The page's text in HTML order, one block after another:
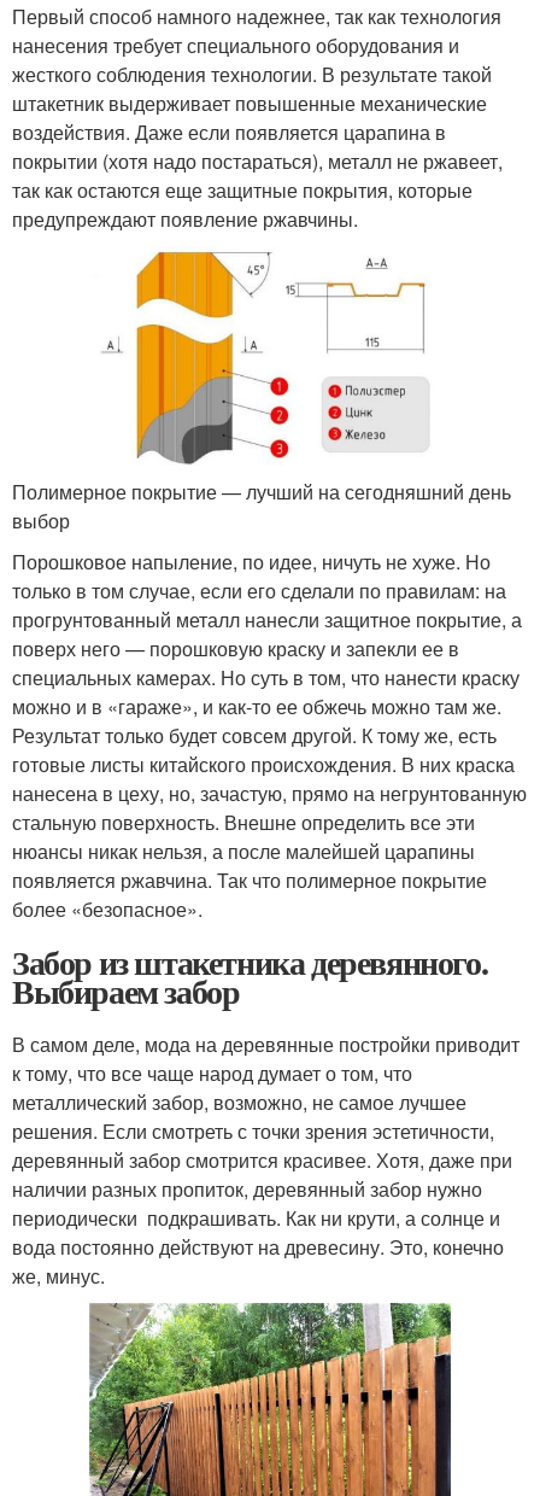
Первый способ намного надежнее, так как технология
нанесения требует специального оборудования и
жесткого соблюдения технологии. В результате такой
штакетник выдерживает повышенные механические
воздействия. Даже если появляется царапина в
покрытии (хотя надо постараться), металл не ржавеет,
так как остаются еще защитные покрытия, которые
предупреждают появление ржавчины.
Полимерное покрытие — лучший на сегодняшний день
выбор
Порошковое напыление, по идее, ничуть не хуже. Но
только в том случае, если его сделали по правилам: на
прогрунтованный металл нанесли защитное покрытие, а
поверх него — порошковую краску и запекли ее в
специальных камерах. Но суть в том, что нанести краску
можно и в «гараже», и как-то ее обжечь можно там же.
Результат только будет совсем другой. К тому же, есть
готовые листы китайского происхождения. В них краска
нанесена в цеху, но, зачастую, прямо на негрунтованную
стальную поверхность. Внешне определить все эти
нюансы никак нельзя, а после малейшей царапины
появляется ржавчина. Так что полимерное покрытие
более «безопасное».
Забор из штакетника деревянного.
Выбираем забор
В самом деле, мода на деревянные постройки приводит
к тому, что все чаще народ думает о том, что
металлический забор, возможно, не самое лучшее
решения. Если смотреть с точки зрения эстетичности,
деревянный забор смотрится красивее. Хотя, даже при
наличии разных пропиток, деревянный забор нужно
периодически подкрашивать. Как ни крути, а солнце и
вода постоянно действуют на древесину. Это, конечно
же, минус.